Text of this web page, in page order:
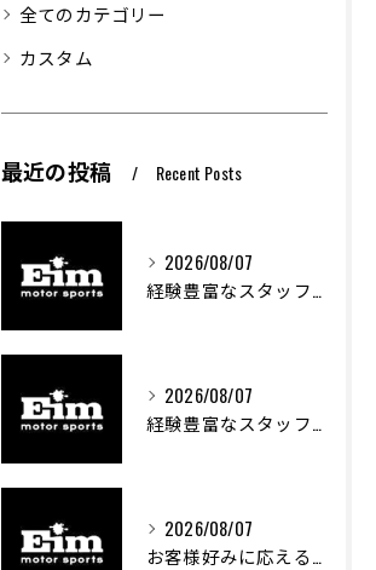
全てのカテゴリー
カスタム
最近の投稿 Recent Posts
2026/08/07
経験豊富なスタッフが支える車両カスタムの魅力
2026/08/07
経験豊富なスタッフが支える車のカスタム技術とは
2026/08/07
お客様好みに応える中古車探しの秘訣